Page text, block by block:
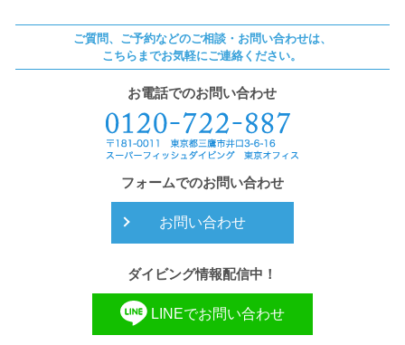
ご質問、ご予約などのご相談・お問い合わせは、
こちらまでお気軽にご連絡ください。
お電話でのお問い合わせ
フォームでのお問い合わせ
お問い合わせ
ダイビング情報配信中！
LINEでお問い合わせ